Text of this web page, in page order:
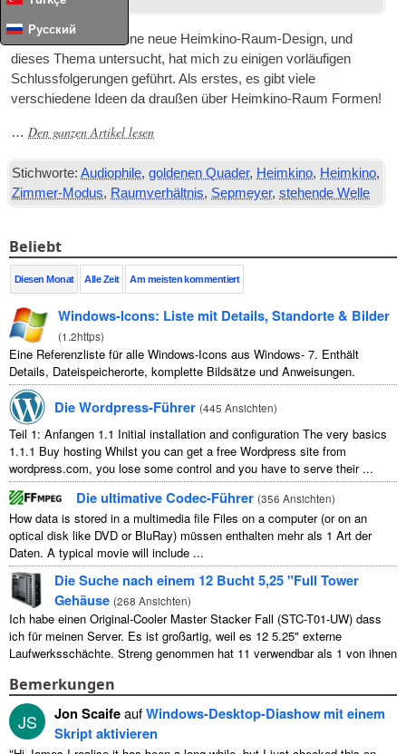
Русский
Ich habe mich auf eine neue Heimkino-Raum-Design, und
dieses Thema untersucht, hat mich zu einigen vorläufigen
Schlussfolgerungen geführt. Als erstes, es gibt viele
verschiedene Ideen da draußen über Heimkino-Raum Formen!
… Den ganzen Artikel lesen
Stichworte: Audiophile,goldenen Quader, Heimkino, Heimkino,
Zimmer-Modus, Raumverhältnis, Sepmeyer,stehende Welle
Beliebt
Diesen Monat Alle Zeit Am meisten kommentiert
Windows-Icons: Liste mit Details, Standorte & Bilder
(1.2https)
Eine Referenzliste für alle Windows-Icons aus Windows- 7. Enthält
Details, Dateispeicherorte, komplette Bildsätze und Anweisungen.
Die Wordpress-Führer (445 Ansichten)
Teil 1: Anfangen 1.1 Initial installation and configuration The very basics
1.1.1 Buy hosting Whilst you can get a free Wordpress site from
wordpress.com, you lose some control and you have to serve their...
Die ultimative Codec-Führer (356 Ansichten)
How data is stored in a multimedia file Files on a computer(or on an
optical disk like DVD or BluRay) müssen enthalten mehr als 1 Art der
Daten. A typical movie will include ...
Die Suche nach einem 12 Bucht 5,25 "Full Tower
Gehäuse (268 Ansichten)
Ich habe einen Original-Cooler Master Stacker Fall (STC-T01-UW) dass
ich für meinen Server. Es ist großartig, weil es 12 5.25" externe
Laufwerksschächte. Streng genommen hat 11 verwendbar als 1 von ihnen
Bemerkungen
JS Jon ScaifeaufWindows-Desktop-Diashow mit einem
Skript aktivieren